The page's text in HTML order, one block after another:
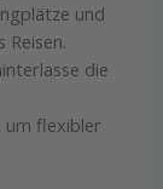
und
die
um flexibler